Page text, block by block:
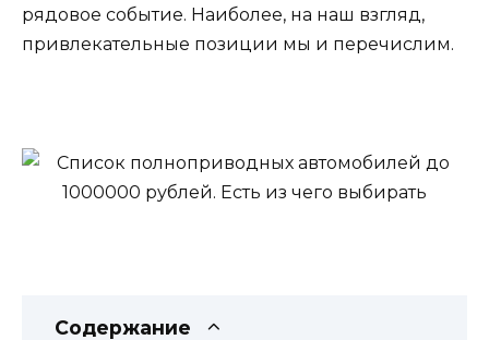
рядовое событие. Наиболее, на наш взгляд,
привлекательные позиции мы и перечислим.
Содержание